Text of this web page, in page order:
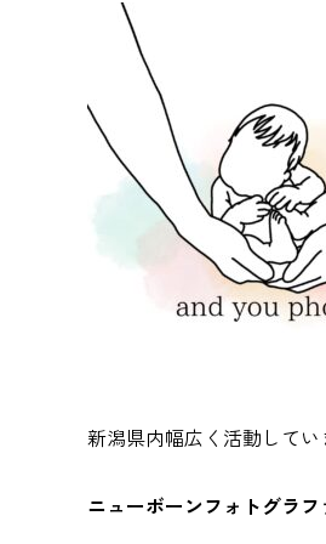
新潟県内幅広く活動してい
ニューボーンフォトグラ